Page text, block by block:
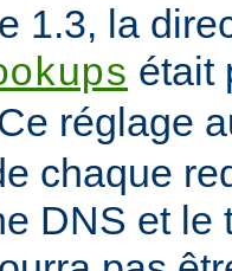
1.3, la
était
réglage
chaque
DNS et le